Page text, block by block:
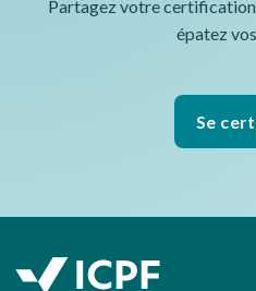
Partagez votre
épatez
Se